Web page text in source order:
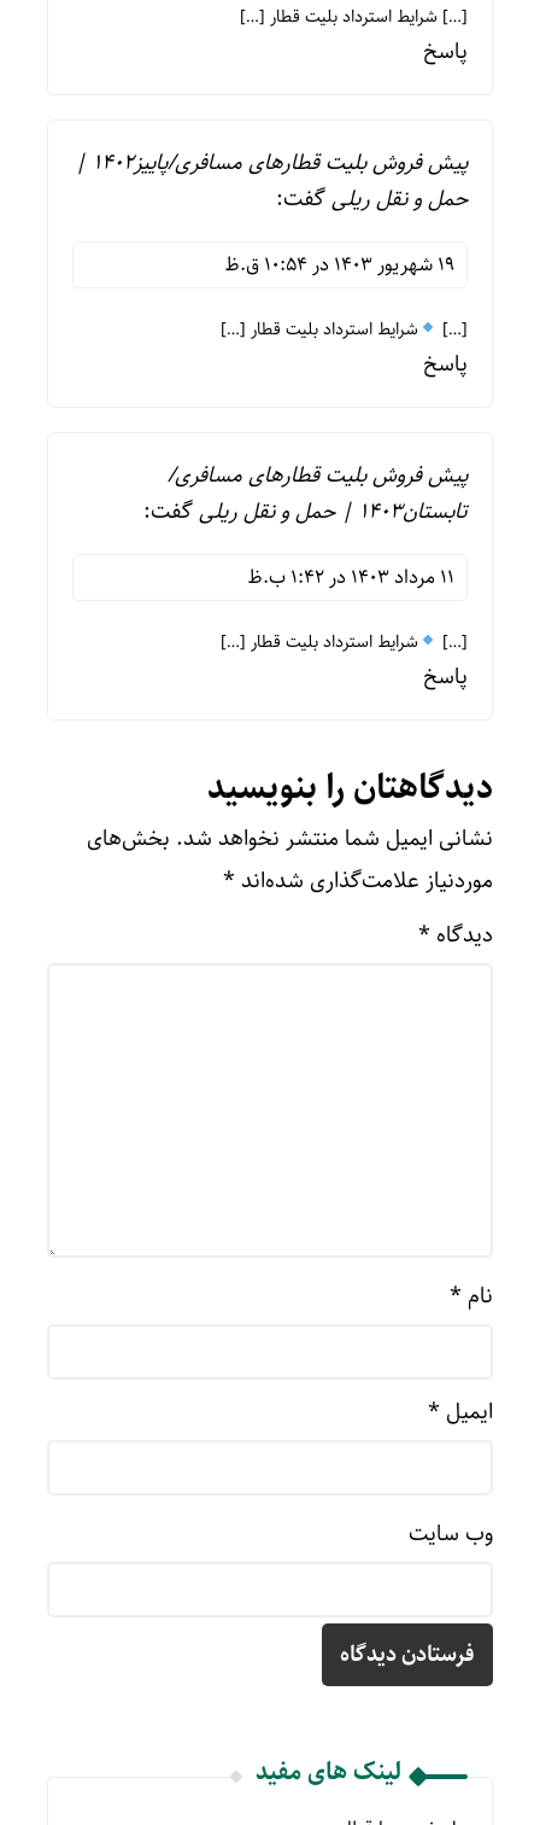
[…] شرایط استرداد بلیت قطار […]
پاسخ
پیش فروش بلیت قطارهای مسافری/پاییز1402 |
حمل و نقل ریلیگفت:
19 شهریور 1403 در 10:54 ق.ظ
[…] شرایط استرداد بلیت قطار […]
پاسخ
پیش فروش بلیت قطارهای مسافری/
تابستان1403 | حمل و نقل ریلی
گفت:
11 مرداد 1403 در 1:42 ب.ظ
[…] شرایط استرداد بلیت قطار […]
پاسخ
دیدگاهتان را بنویسید
نشانی ایمیل شما منتشر نخواهد شد. بخش‌های
موردنیاز علامت‌گذاری شده‌اند *
دیدگاه *
نام *
ایمیل *
وب‌ سایت
لینک های مفید